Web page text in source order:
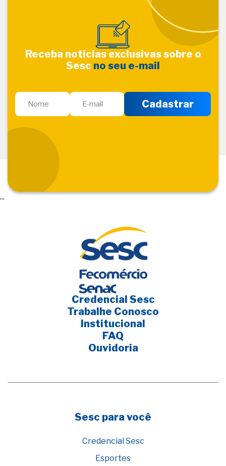
Receba notícias exclusivas sobre o
Sesc no seu e-mail
...
Credencial Sesc
Trabalhe Conosco
Institucional
FAQ
Ouvidoria
Sesc para você
Credencial Sesc
Esportes